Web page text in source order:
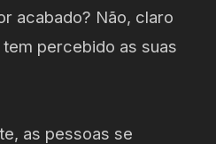
acabado? Não, claro
percebido as suas
as pessoas se